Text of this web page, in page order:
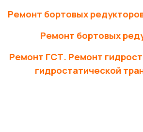
Ремонт бортовых
Ремонт бортовых
Ремонт ГСТ. Ремонт
гидростатической